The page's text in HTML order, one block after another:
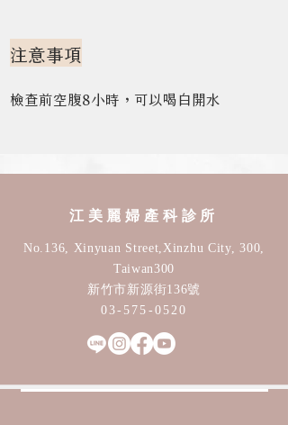
注意事項
檢查前空腹8小時，可以喝白開水
江美麗婦產科診所
No.136, Xinyuan Street,Xinzhu City, 300,
Taiwan300
新竹市新源街136號
03-575-0520